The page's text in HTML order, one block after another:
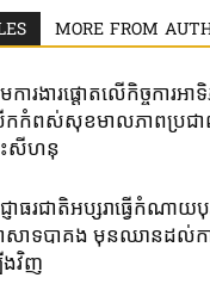
MORE FROM
ការងារ​ផ្តោត​លើ​កិច្ចការ​អ
កំពស់​សុខមាលភាព​ប្រជាព
ះសីហនុ​
ញាធរជាតិអប្សរា​ធ្វើ​កំណាយ​
ាសាទបាគង​ មុនឈាន​ដល់​
ងវិញ​